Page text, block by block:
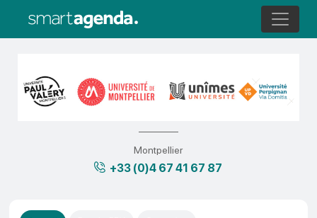
Montpellier
+33 (0)4 67 41 67 87